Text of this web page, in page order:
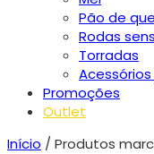
Pão de
Rodas
Torradas
Promoções
Outlet
Início / Produtos